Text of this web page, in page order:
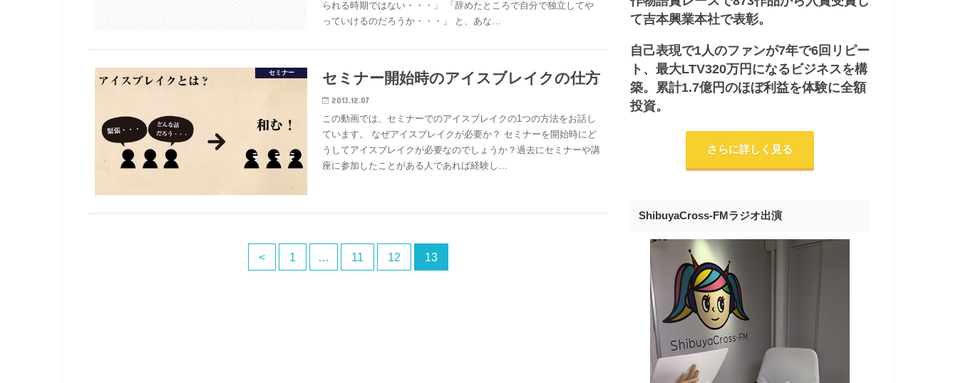
られる時期ではない・・・」 「辞めたところで自分で独立してや
っていけるのだろうか・・・」 と、あな…
セミナー セミナー開始時のアイスブレイクの仕方
2013.12.07
この動画では、セミナーでのアイスブレイクの1つの方法をお話し
ています。 なぜアイスブレイクが必要か？ セミナーを開始時にど
うしてアイスブレイクが必要なのでしょうか？過去にセミナーや講
座に参加したことがある人であれば経験し…
< 1 … 11 12 13
て吉本興業本社で表彰。
自己表現で1人のファンが7年で6回リピー
ト、最大LTV320万円になるビジネスを構
築。累計1.7億円のほぼ利益を体験に全額
投資。
さらに詳しく見る
ShibuyaCross-FMラジオ出演